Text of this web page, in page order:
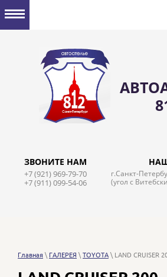
ЗВОНИТЕ НАМ
+7 (921) 969-79-70
+7 (911) 099-54-06
г.Санкт-
(угол с
Главная \ ГАЛЕРЕЯ \ TOYOTA \ LAND CRUISER